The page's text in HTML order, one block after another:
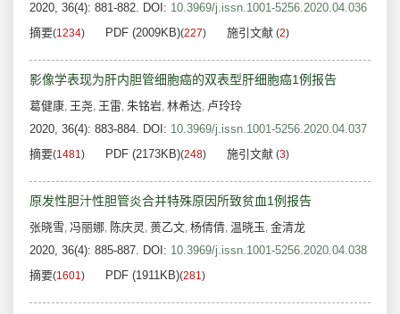
2020, 36(4): 881-882. DOI: 10.3969/j.issn.1001-5256.2020.04.036
摘要(1234) PDF (2009KB)(227) 施引文献 (2)
影像学表现为肝内胆管细胞癌的双表型肝细胞癌1例报告
葛健康, 王尧, 王雷, 朱铭岩, 林希达, 卢玲玲
2020, 36(4): 883-884. DOI: 10.3969/j.issn.1001-5256.2020.04.037
摘要(1481) PDF (2173KB)(248) 施引文献 (3)
原发性胆汁性胆管炎合并特殊原因所致贫血1例报告
张晓雪, 冯丽娜, 陈庆灵 , 蒉乙文, 杨倩倩, 温晓玉, 金清龙
2020, 36(4): 885-887. DOI: 10.3969/j.issn.1001-5256.2020.04.038
摘要(1601) PDF (1911KB)(281)